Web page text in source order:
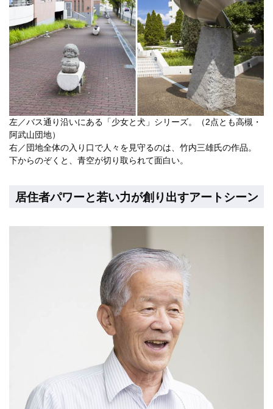
左／バス通り沿いにある「少女と犬」シリーズ。（2点とも高槻・
阿武山団地）
右／団地全体の入り口で人々を見守るのは、竹内三雄氏の作品。
下からのぞくと、青空が切り取られて面白い。
居住者パワーと若い力が創り出すアートシーン